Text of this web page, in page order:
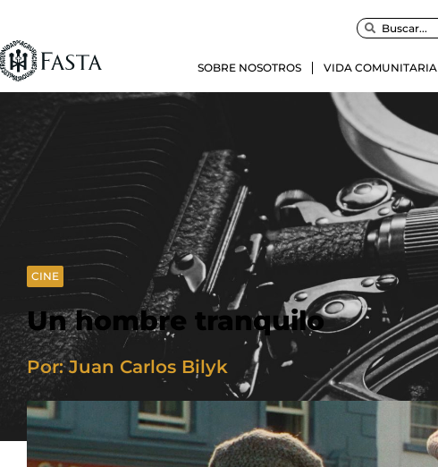
SOBRE NOSOTROS VIDA COMUNITARIA
CINE
Un hombre tranquilo
Por: Juan Carlos Bilyk